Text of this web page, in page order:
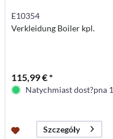
E10354
Verkleidung Boiler kpl.
115,99 € *
Natychmiast dost?pna 1
Szczegóły